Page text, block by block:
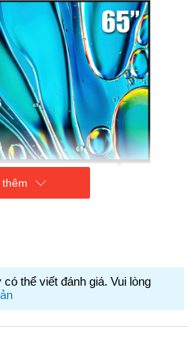
thể viết đánh giá. Vui lòng